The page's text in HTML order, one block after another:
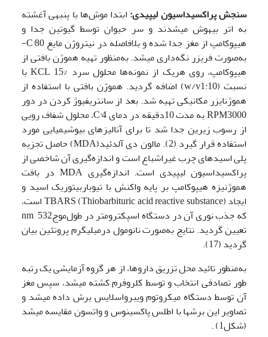
سنجش پراکسیداسیون لیپیدی: ابتدا موش‌ها با پنبه­ی آغشته
به اتر بیهوش می­شدند و سر حیوان توسط گیوتین جدا و
هیپوکامپ از مغز جدا شده و بلافاصله در نیتروژن مایع C°80-
به‌صورت فریزر نگه‌داری می­شد. به‌منظور تهیه هموژن بافتی از
هیپوکامپ، روی هریک از نمونه‌ها محلول سرد KCL 15% با
نسبت (w/v­1:10) اضافه گردید. هموژن بافتی با استفاده از
هموژنایزر مکانیکی تهیه شد. بعد از سانتریفیوژ کردن در دور
RPM­3000 به مدت 10­دقیقه در دمای­ C°4، محلول شفاف رویی
از رسوب زیرین جدا شد تا برای آنالیزهای بیوشیمیایی مورد
استفاده قرار گیرد (2). مالون دی آلدئید(MDA) حاصل تجزیه
پلی اسیدهای چرب غیراشباع است و اندازه‌گیری آن شاخصی از
پراکسیداسیون لیپیدی است. اندازه‌گیری MDA در بافت
هموژنیزه هیپوکامپ بر پایه واکنش با تیوباربیتوریک اسید و
ایجاد TBARS (Thiobarbituric acid reactive substance) است،
که جذب نوری آن در دستگاه اسپکترومتر در طول‌موجnm 532
تعیین گردید. نتایج به‌صورت نانومول درمیلی­گرم پروتئین بیان
گردید (17).
به‌منظور تائید محل تزریق داروها، از هر گروه آزمایشی یک رتبه
طور تصادفی انتخاب و توسط کلروفرم کشته می­شد، سپس مغز
آن توسط دستگاه میکروتوم ویبرواسلایس برش داده می­شد و
تصاویر این برش­ها با اطلس پاکسینوس و واتسون مقایسه می­شد
(شکل1) .